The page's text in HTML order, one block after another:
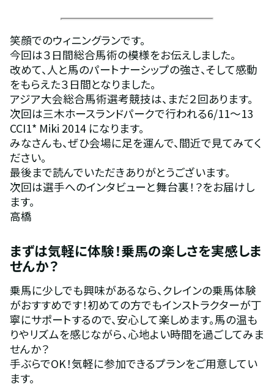
笑顔でのウィニングランです。
今回は３日間総合馬術の模様をお伝えしました。
改めて、人と馬のパートナーシップの強さ、そして感動
をもらえた３日間となりました。
アジア大会総合馬術選考競技は、まだ２回あります。
次回は三木ホースランドパークで行われる6/11～13
CCI1* Miki 2014 になります。
みなさんも、ぜひ会場に足を運んで、間近で見てみてく
ださい。
最後まで読んでいただきありがとうございます。
次回は選手へのインタビューと舞台裏！？をお届けし
ます。
高橋
まずは気軽に体験！乗馬の楽しさを実感しま
せんか？
乗馬に少しでも興味があるなら、クレインの乗馬体験
がおすすめです！初めての方でもインストラクターが丁
寧にサポートするので、安心して楽しめます。馬の温も
りやリズムを感じながら、心地よい時間を過ごしてみま
せんか？
手ぶらでOK！気軽に参加できるプランをご用意してい
ます。